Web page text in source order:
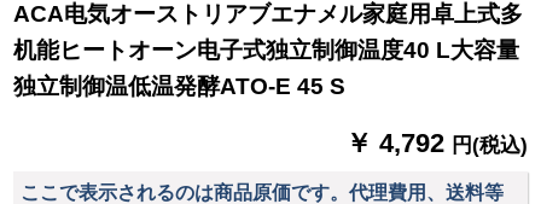
ACA电気オーストリアブエナメル家庭用卓上式多
机能ヒートオーン电子式独立制御温度40 L大容量
独立制御温低温発酵ATO-E 45 S
￥ 4,792 円(税込)
ここで表示されるのは商品原価です。代理費用、送料等